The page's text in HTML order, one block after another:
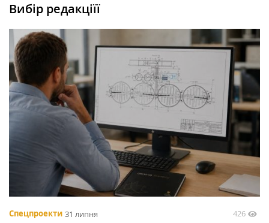
Вибір редакціїї
Спецпроекти 31 липня 426